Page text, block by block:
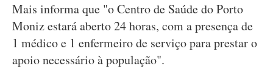
Mais informa que "o Centro de Saúde do Porto
Moniz estará aberto 24 horas, com a presença de
1 médico e 1 enfermeiro de serviço para prestar o
apoio necessário à população".